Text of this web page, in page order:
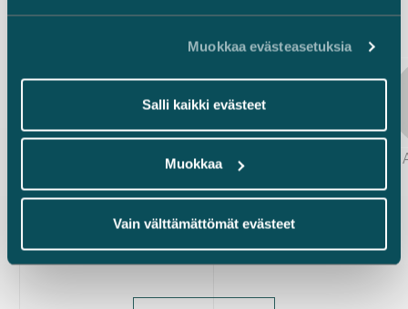
Muokkaa evästeasetuksia
Salli kaikki evästeet
Muokkaa
Vain välttämättömät evästeet